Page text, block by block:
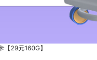
【29元160G】